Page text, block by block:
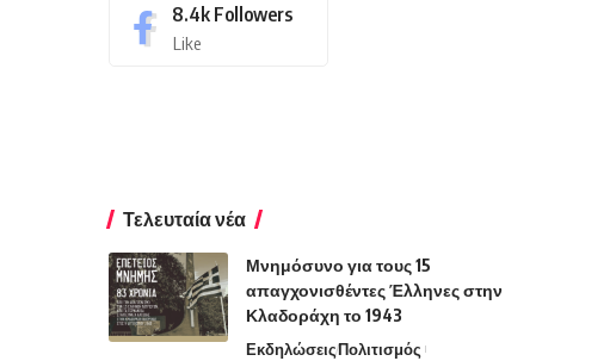
8.4k Followers
Like
Τελευταία νέα
Μνημόσυνο για τους 15
απαγχονισθέντες Έλληνες στην
Κλαδοράχη το 1943
ΕκδηλώσειςΠολιτισμός